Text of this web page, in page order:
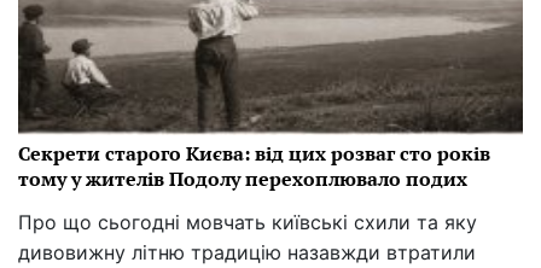
Секрети старого Києва: від цих розваг сто років
тому у жителів Подолу перехоплювало подих
Про що сьогодні мовчать київські схили та яку
дивовижну літню традицію назавжди втратили